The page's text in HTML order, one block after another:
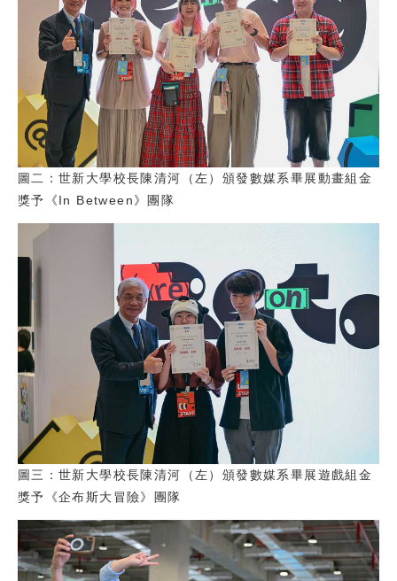
圖二：世新大學校長陳清河（左）頒發數媒系畢展動畫組金
獎予《In Between》團隊
圖三：世新大學校長陳清河（左）頒發數媒系畢展遊戲組金
獎予《企布斯大冒險》團隊